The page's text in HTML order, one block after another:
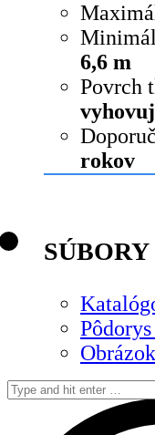
6,6 m
Povrch
rokov
Search: